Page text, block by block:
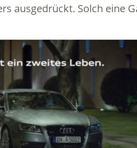
ausgedrückt. Solch eine